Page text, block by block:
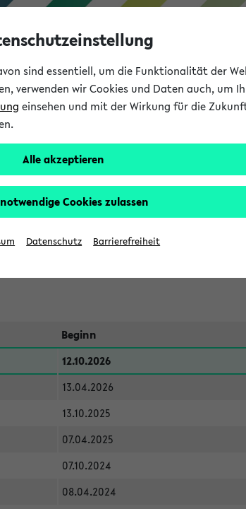
im eKVV
auswählen möchten. Bitte beachten Sie
Beginn
12.10.2026
13.04.2026
13.10.2025
07.04.2025
07.10.2024
08.04.2024
sind essentiell, um die Funktionalität der
verwenden wir Cookies und Daten auch, um
einsehen und mit der Wirkung für die
Alle akzeptieren
Cookies zulassen
Datenschutz Barrierefreiheit